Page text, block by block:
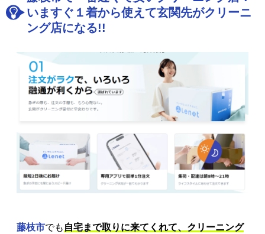
いますぐ１着から使えて玄関先がクリーニ
ング店になる!!
藤枝市でも 自宅まで取りに来てくれて、クリーニング